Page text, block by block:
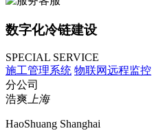
数字化冷链建设
SPECIAL SERVICE
施工管理系统 物联网远程监控
分公司
浩爽上海
HaoShuang Shanghai